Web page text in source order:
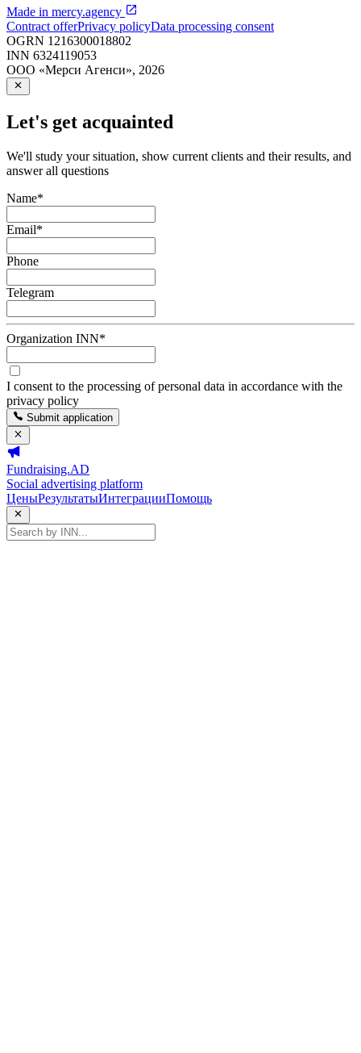
Made in mercy.agency
Contract offerPrivacy policyData processing consent
OGRN 1216300018802
INN 6324119053
ООО «Мерси Агенси», 2026
Let's get acquainted
We'll study your situation, show current clients and their results, and
answer all questions
Name*
Email*
Phone
Telegram
Organization INN*
I consent to the processing of personal data in accordance with the
privacy policy
Submit application
Fundraising.AD
Social advertising platform
ЦеныРезультатыИнтеграцииПомощь